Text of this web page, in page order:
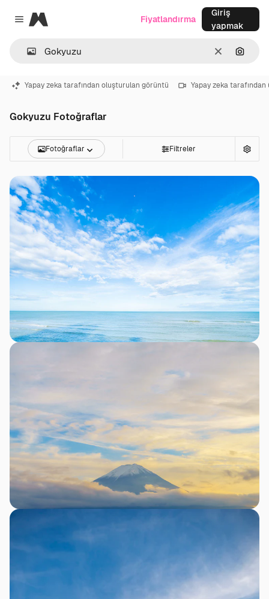
Close menu
Magnific
Temizlemek
Fiyatlandırma
Giriş
yapmak
Yapay zeka tarafından oluşturulan görüntü Yapay zeka
Gokyuzu Fotoğraflar
Fotoğraflar Filtreler